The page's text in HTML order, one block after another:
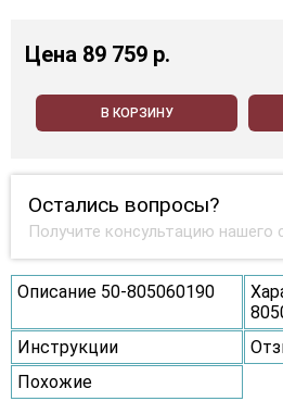
Цена 89 759 p.
В КОРЗИНУ
Остались вопросы?
Получите консультацию нашего
Описание 50-805060190
Инструкции
Похожие